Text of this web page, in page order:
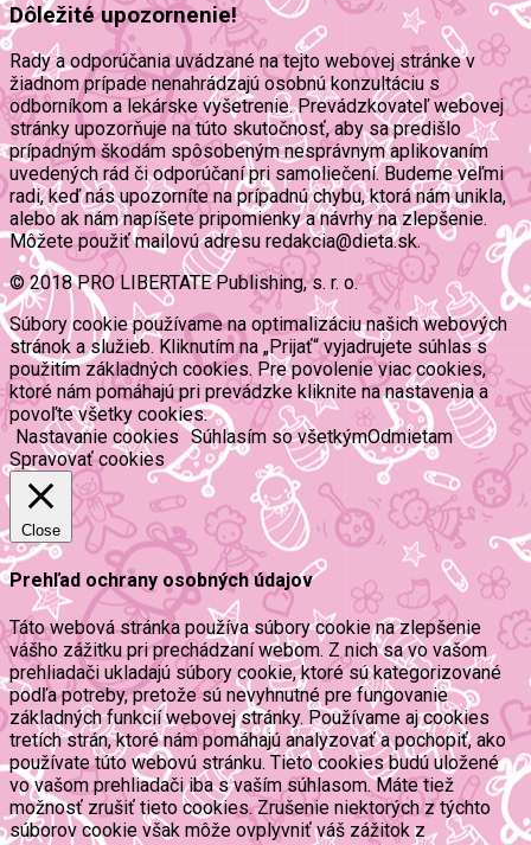
Dôležité upozornenie!
Rady a odporúčania uvádzané na tejto webovej stránke v
žiadnom prípade nenahrádzajú osobnú konzultáciu s
odborníkom a lekárske vyšetrenie. Prevádzkovateľ webovej
stránky upozorňuje na túto skutočnosť, aby sa predišlo
prípadným škodám spôsobeným nesprávnym aplikovaním
uvedených rád či odporúčaní pri samoliečení. Budeme veľmi
radi, keď nás upozorníte na prípadnú chybu, ktorá nám unikla,
alebo ak nám napíšete pripomienky a návrhy na zlepšenie.
Môžete použiť mailovú adresu redakcia@dieta.sk.
© 2018 PRO LIBERTATE Publishing, s. r. o.
Súbory cookie používame na optimalizáciu našich webových
stránok a služieb. Kliknutím na „Prijať“ vyjadrujete súhlas s
použitím základných cookies. Pre povolenie viac cookies,
ktoré nám pomáhajú pri prevádzke kliknite na nastavenia a
povoľte všetky cookies.
Nastavanie cookies Súhlasím so všetkýmOdmietam
Spravovať cookies
Close
Prehľad ochrany osobných údajov
Táto webová stránka používa súbory cookie na zlepšenie
vášho zážitku pri prechádzaní webom. Z nich sa vo vašom
prehliadači ukladajú súbory cookie, ktoré sú kategorizované
podľa potreby, pretože sú nevyhnutné pre fungovanie
základných funkcií webovej stránky. Používame aj cookies
tretích strán, ktoré nám pomáhajú analyzovať a pochopiť, ako
používate túto webovú stránku. Tieto cookies budú uložené
vo vašom prehliadači iba s vaším súhlasom. Máte tiež
možnosť zrušiť tieto cookies. Zrušenie niektorých z týchto
súborov cookie však môže ovplyvniť váš zážitok z